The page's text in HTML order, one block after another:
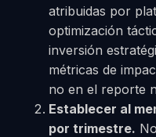
atribuidas por
optimización
inversión
métricas de
no en el reporte
Establecer al
por trimestre.